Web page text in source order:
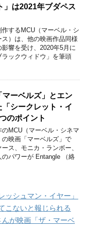
」は2021年ブダペス
するMCU（マーベル・シ
）は、他の映画作品同様
響を受け、2020年5月に
ックウィドウ」を筆頭
マーベルズ」とエン
シークレット・イ
のポイント
MCU（マーベル・シネマ
映画「マーベルズ」で
ス、モニカ・ランボー、
パワーが Entangle （絡
ッシュマン・イヤー」
こないと報じられる
が映画「ザ・マーベ